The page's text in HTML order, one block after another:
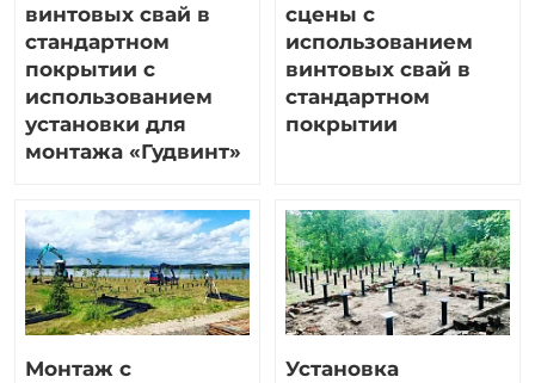
винтовых свай в
стандартном
покрытии с
использованием
установки для
монтажа «Гудвинт»
сцены с
использованием
винтовых свай в
стандартном
покрытии
Монтаж с
Установка